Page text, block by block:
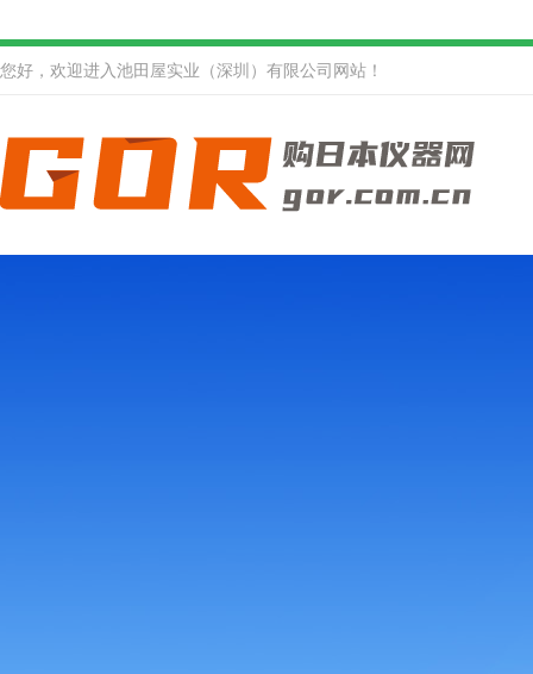
您好，欢迎进入池田屋实业（深圳）有限公司网站！